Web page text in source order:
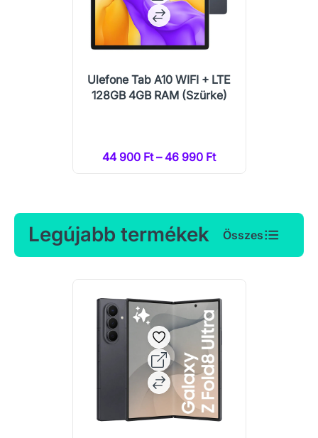
Ulefone Tab A10 WIFI + LTE
128GB 4GB RAM (Szürke)
44 900 Ft – 46 990 Ft
Legújabb termékek Összes